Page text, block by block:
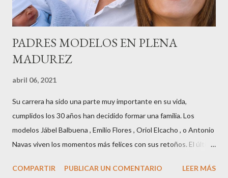
PADRES MODELOS EN PLENA
MADUREZ
abril 06, 2021
Su carrera ha sido una parte muy importante en su vida,
cumplidos los 30 años han decidido formar una familia. Los
modelos Jábel Balbuena , Emilio Flores , Oriol Elcacho , o Antonio
Navas viven los momentos más felices con sus retoños. El último
M ateo nació en Barcelona hace poco más de una semana. El top
COMPARTIR PUBLICAR UN COMENTARIO LEER MÁS